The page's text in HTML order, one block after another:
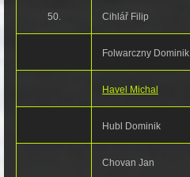
50. Cihlář Filip
Folwarczny Dominik
Havel Michal
Hubl Dominik
Chovan Jan